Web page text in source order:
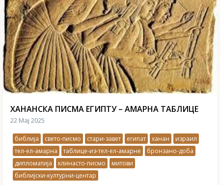
ХАНАНСКА ПИСМА ЕГИПТУ – АМАРНА ТАБЛИЦЕ
22 Мај 2025
библија свето-писмо стари-завет египат ханан
израил
тел-ел-амарна
таблице-из-тел-ел-амарне
бронзано-доба
дипломатија
клинасто-писмо
митови
библијски-културни-центар